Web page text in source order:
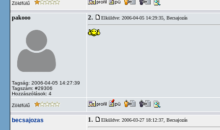
Zöldfülű
pakooo
Tagság: 2006-04-05 14:27:39
Tagszám: #29306
Hozzászólások: 4
2. Elküldve: 2006-04-05 14:29:35, Becsajozás
Zöldfülű
becsajozas 1. Elküldve: 2006-03-27 18:12:37, Becsajozás